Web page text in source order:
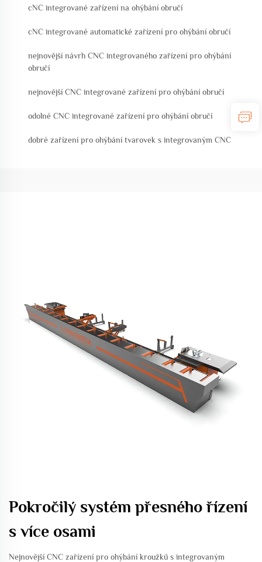
cNC integrované zařízení na ohýbání obručí
cNC integrované automatické zařízení pro ohýbání obručí
nejnovější návrh CNC integrovaného zařízení pro ohýbání
obručí
nejnovější CNC integrované zařízení pro ohýbání obručí
odolné CNC integrované zařízení pro ohýbání obručí
dobré zařízení pro ohýbání tvarovek s integrovaným CNC
Pokročilý systém přesného řízení
s více osami
Nejnovější CNC zařízení pro ohýbání kroužků s integrovaným